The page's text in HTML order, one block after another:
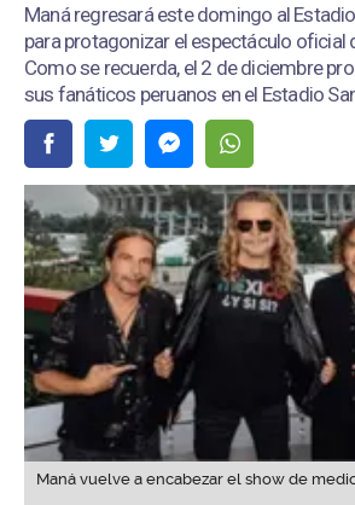
Maná regresará este domingo al
para protagonizar el espectáculo oficial
Como se recuerda, el 2 de diciembre
sus fanáticos peruanos en el Estadio
Maná vuelve a encabezar el show de